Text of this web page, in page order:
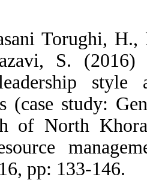
19. Khorasani
G., Mortazavi,
abusive
employees
and Youth of
human
winter 2016,